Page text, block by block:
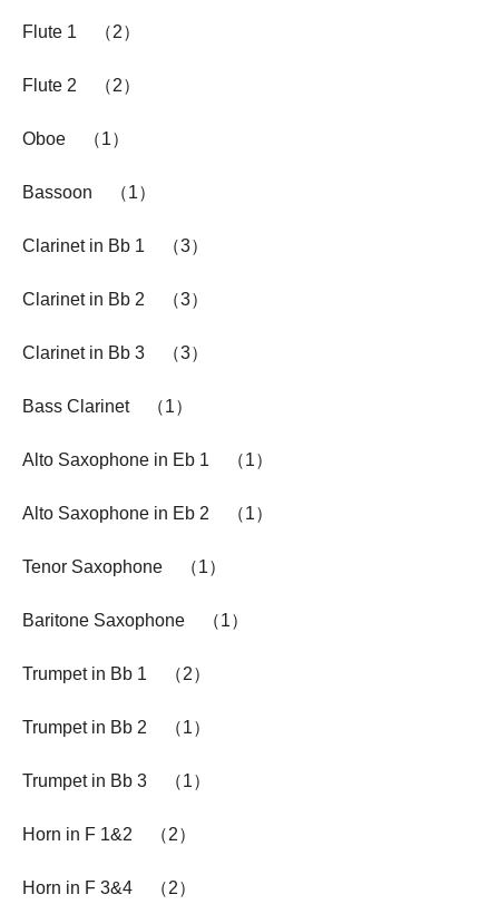
Flute 1 （2）
Flute 2 （2）
Oboe （1）
Bassoon （1）
Clarinet in Bb 1 （3）
Clarinet in Bb 2 （3）
Clarinet in Bb 3 （3）
Bass Clarinet （1）
Alto Saxophone in Eb 1 （1）
Alto Saxophone in Eb 2 （1）
Tenor Saxophone （1）
Baritone Saxophone （1）
Trumpet in Bb 1 （2）
Trumpet in Bb 2 （1）
Trumpet in Bb 3 （1）
Horn in F 1&2 （2）
Horn in F 3&4 （2）